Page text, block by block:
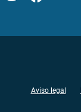
Aviso legal